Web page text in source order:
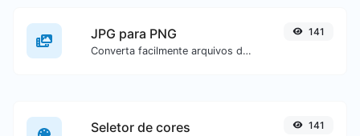
JPG para PNG
Converta facilmente arquivos de imagem JPG para PNG.
141
Seletor de cores 141